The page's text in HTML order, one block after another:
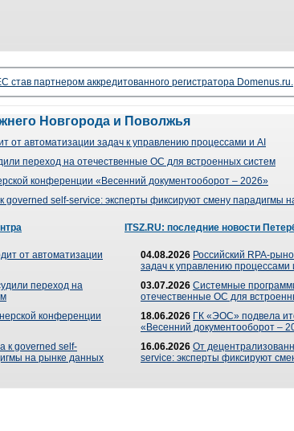
партнером аккредитованного регистратора Domenus.ru.
Новгорода и Поволжья
от автоматизации задач к управлению процессами и AI
переход на отечественные ОС для встроенных систем
конференции «Весенний документооборот – 2026»
governed self-service: эксперты фиксируют смену парадигмы
от автоматизации
переход на
конференции
к governed self-
на рынке данных
ITSZ.RU: последние новости
04.08.2026 Российский RPA-
задач к управлению процессами
03.07.2026 Системные
отечественные ОС для
18.06.2026 ГК «ЭОС» подвела
«Весенний документооборот –
16.06.2026 От
service: эксперты фиксируют